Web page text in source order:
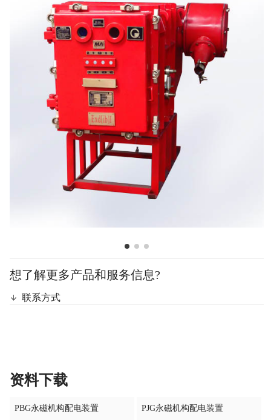
想了解更多产品和服务信息?
联系方式
资料下载
PBG永磁机构配电装置 PJG永磁机构配电装置